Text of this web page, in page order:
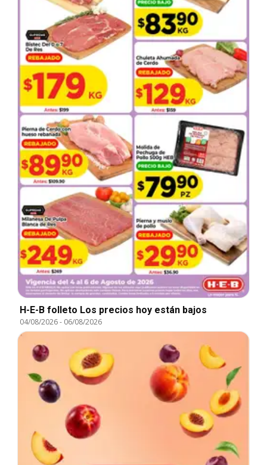
H-E-B folleto Los precios hoy están bajos
04/08/2026- 06/08/2026